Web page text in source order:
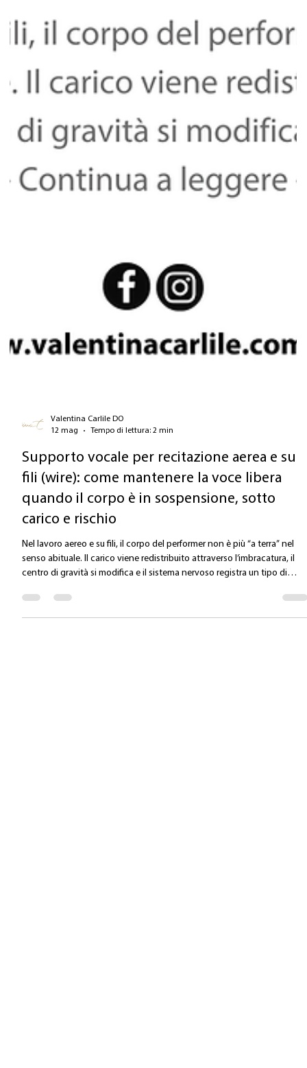
Valentina Carlile DO
12 mag
Tempo di lettura: 2 min
Supporto vocale per recitazione aerea e su
fili (wire): come mantenere la voce libera
quando il corpo è in sospensione, sotto
carico e rischio
senso abituale. Il carico viene redistribuito attraverso l’imbracatura, il